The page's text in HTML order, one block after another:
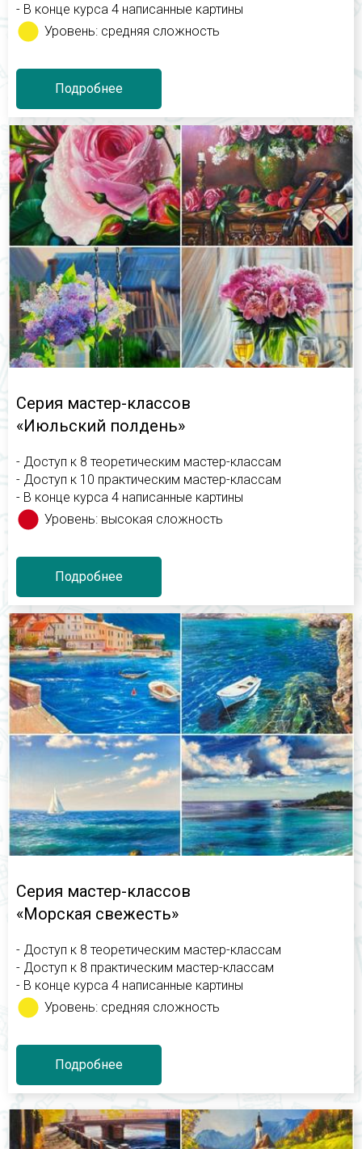
- В конце курса 4 написанные картины
Уровень: средняя сложность
Подробнее
Серия мастер-классов
«Июльский полдень»
- Доступ к 8 теоретическим мастер-классам
- Доступ к 10 практическим мастер-классам
- В конце курса 4 написанные картины
Уровень: высокая сложность
Подробнее
Серия мастер-классов
«Морская свежесть»
- Доступ к 8 теоретическим мастер-классам
- Доступ к 8 практическим мастер-классам
- В конце курса 4 написанные картины
Уровень: средняя сложность
Подробнее